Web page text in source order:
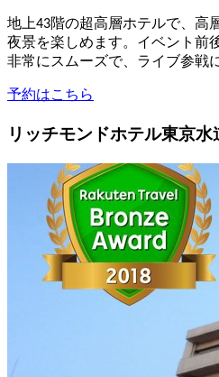
地上43階の超高層ホテルで、高
夜景を楽しめます。イベント前
非常にスムーズで、ライブ参戦
予約はこちら
リッチモンドホテル東京水